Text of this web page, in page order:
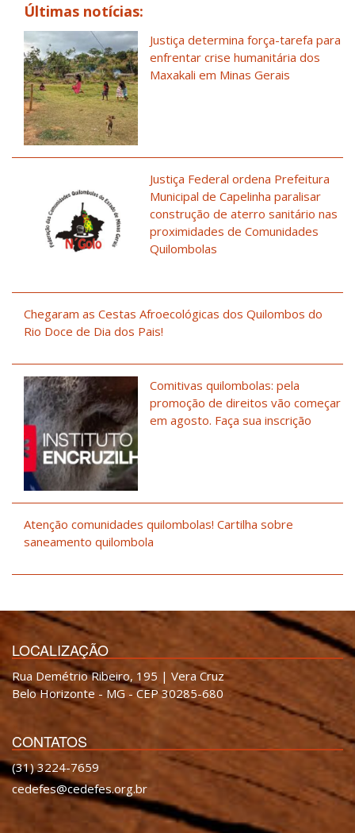
Últimas notícias:
Justiça determina força-tarefa para
enfrentar crise humanitária dos
Maxakali em Minas Gerais
Justiça Federal ordena Prefeitura
Municipal de Capelinha paralisar
construção de aterro sanitário nas
proximidades de Comunidades
Quilombolas
Chegaram as Cestas Afroecológicas dos Quilombos do
Rio Doce de Dia dos Pais!
Comitivas quilombolas: pela
promoção de direitos vão começar
em agosto. Faça sua inscrição
Atenção comunidades quilombolas! Cartilha sobre
saneamento quilombola
LOCALIZAÇÃO
Rua Demétrio Ribeiro, 195 | Vera Cruz
Belo Horizonte - MG - CEP 30285-680
CONTATOS
(31) 3224-7659
cedefes@cedefes.org.br